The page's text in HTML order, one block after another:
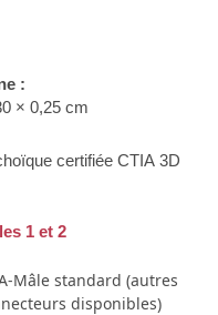
:
× 0,25 cm
certifiée CTIA 3D
1 et 2
Mâle standard (autres
disponibles)